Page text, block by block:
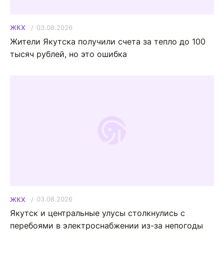
ЖКХ 03.08.2026
Жители Якутска получили счета за тепло до 100
тысяч рублей, но это ошибка
ЖКХ 03.08.2026
Якутск и центральные улусы столкнулись с
перебоями в электроснабжении из-за непогоды